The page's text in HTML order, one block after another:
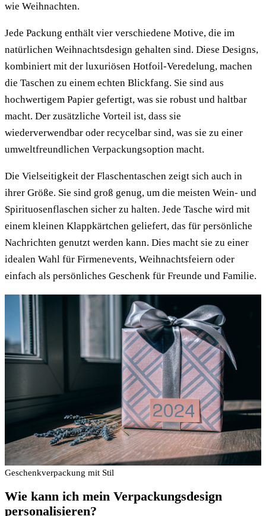
wie Weihnachten.
Jede Packung enthält vier verschiedene Motive, die im
natürlichen Weihnachtsdesign gehalten sind. Diese Designs,
kombiniert mit der luxuriösen Hotfoil-Veredelung, machen
die Taschen zu einem echten Blickfang. Sie sind aus
hochwertigem Papier gefertigt, was sie robust und haltbar
macht. Der zusätzliche Vorteil ist, dass sie
wiederverwendbar oder recycelbar sind, was sie zu einer
umweltfreundlichen Verpackungsoption macht.
Die Vielseitigkeit der Flaschentaschen zeigt sich auch in
ihrer Größe. Sie sind groß genug, um die meisten Wein- und
Spirituosenflaschen sicher zu halten. Jede Tasche wird mit
einem kleinen Klappkärtchen geliefert, das für persönliche
Nachrichten genutzt werden kann. Dies macht sie zu einer
idealen Wahl für Firmenevents, Weihnachtsfeiern oder
einfach als persönliches Geschenk für Freunde und Familie.
Geschenkverpackung mit Stil
Wie kann ich mein Verpackungsdesign
personalisieren?